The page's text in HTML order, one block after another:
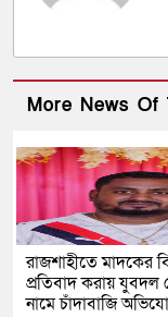
More News Of
রাজশাহীতে মাদকের
প্রতিবাদ করায় যুবদল
নামে চাঁদাবাজি